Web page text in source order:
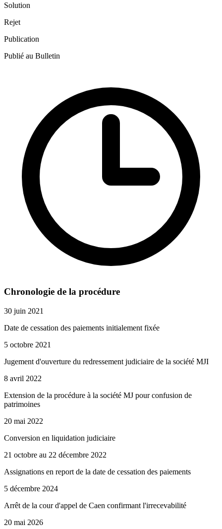
Solution
Rejet
Publication
Publié au Bulletin
Chronologie de la procédure
30 juin 2021
Date de cessation des paiements initialement fixée
5 octobre 2021
Jugement d'ouverture du redressement judiciaire de la société MJI
8 avril 2022
Extension de la procédure à la société MJ pour confusion de
patrimoines
20 mai 2022
Conversion en liquidation judiciaire
21 octobre au 22 décembre 2022
Assignations en report de la date de cessation des paiements
5 décembre 2024
Arrêt de la cour d'appel de Caen confirmant l'irrecevabilité
20 mai 2026